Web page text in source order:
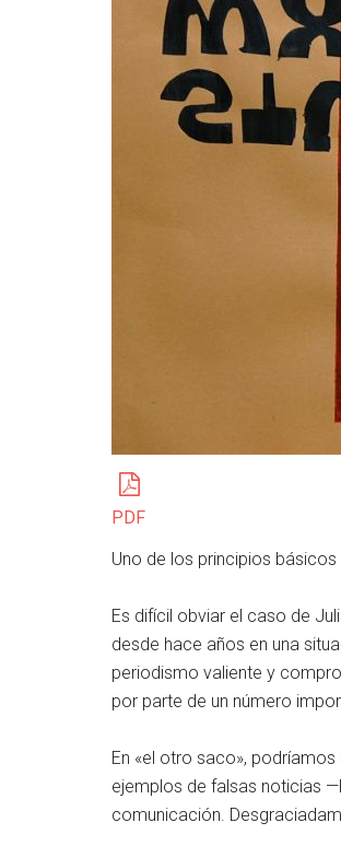
PDF
Uno de los principios
Es difícil obviar el caso de
desde hace años en una
periodismo valiente y
por parte de un número
En «el otro saco»,
ejemplos de falsas noticias
comunicación.